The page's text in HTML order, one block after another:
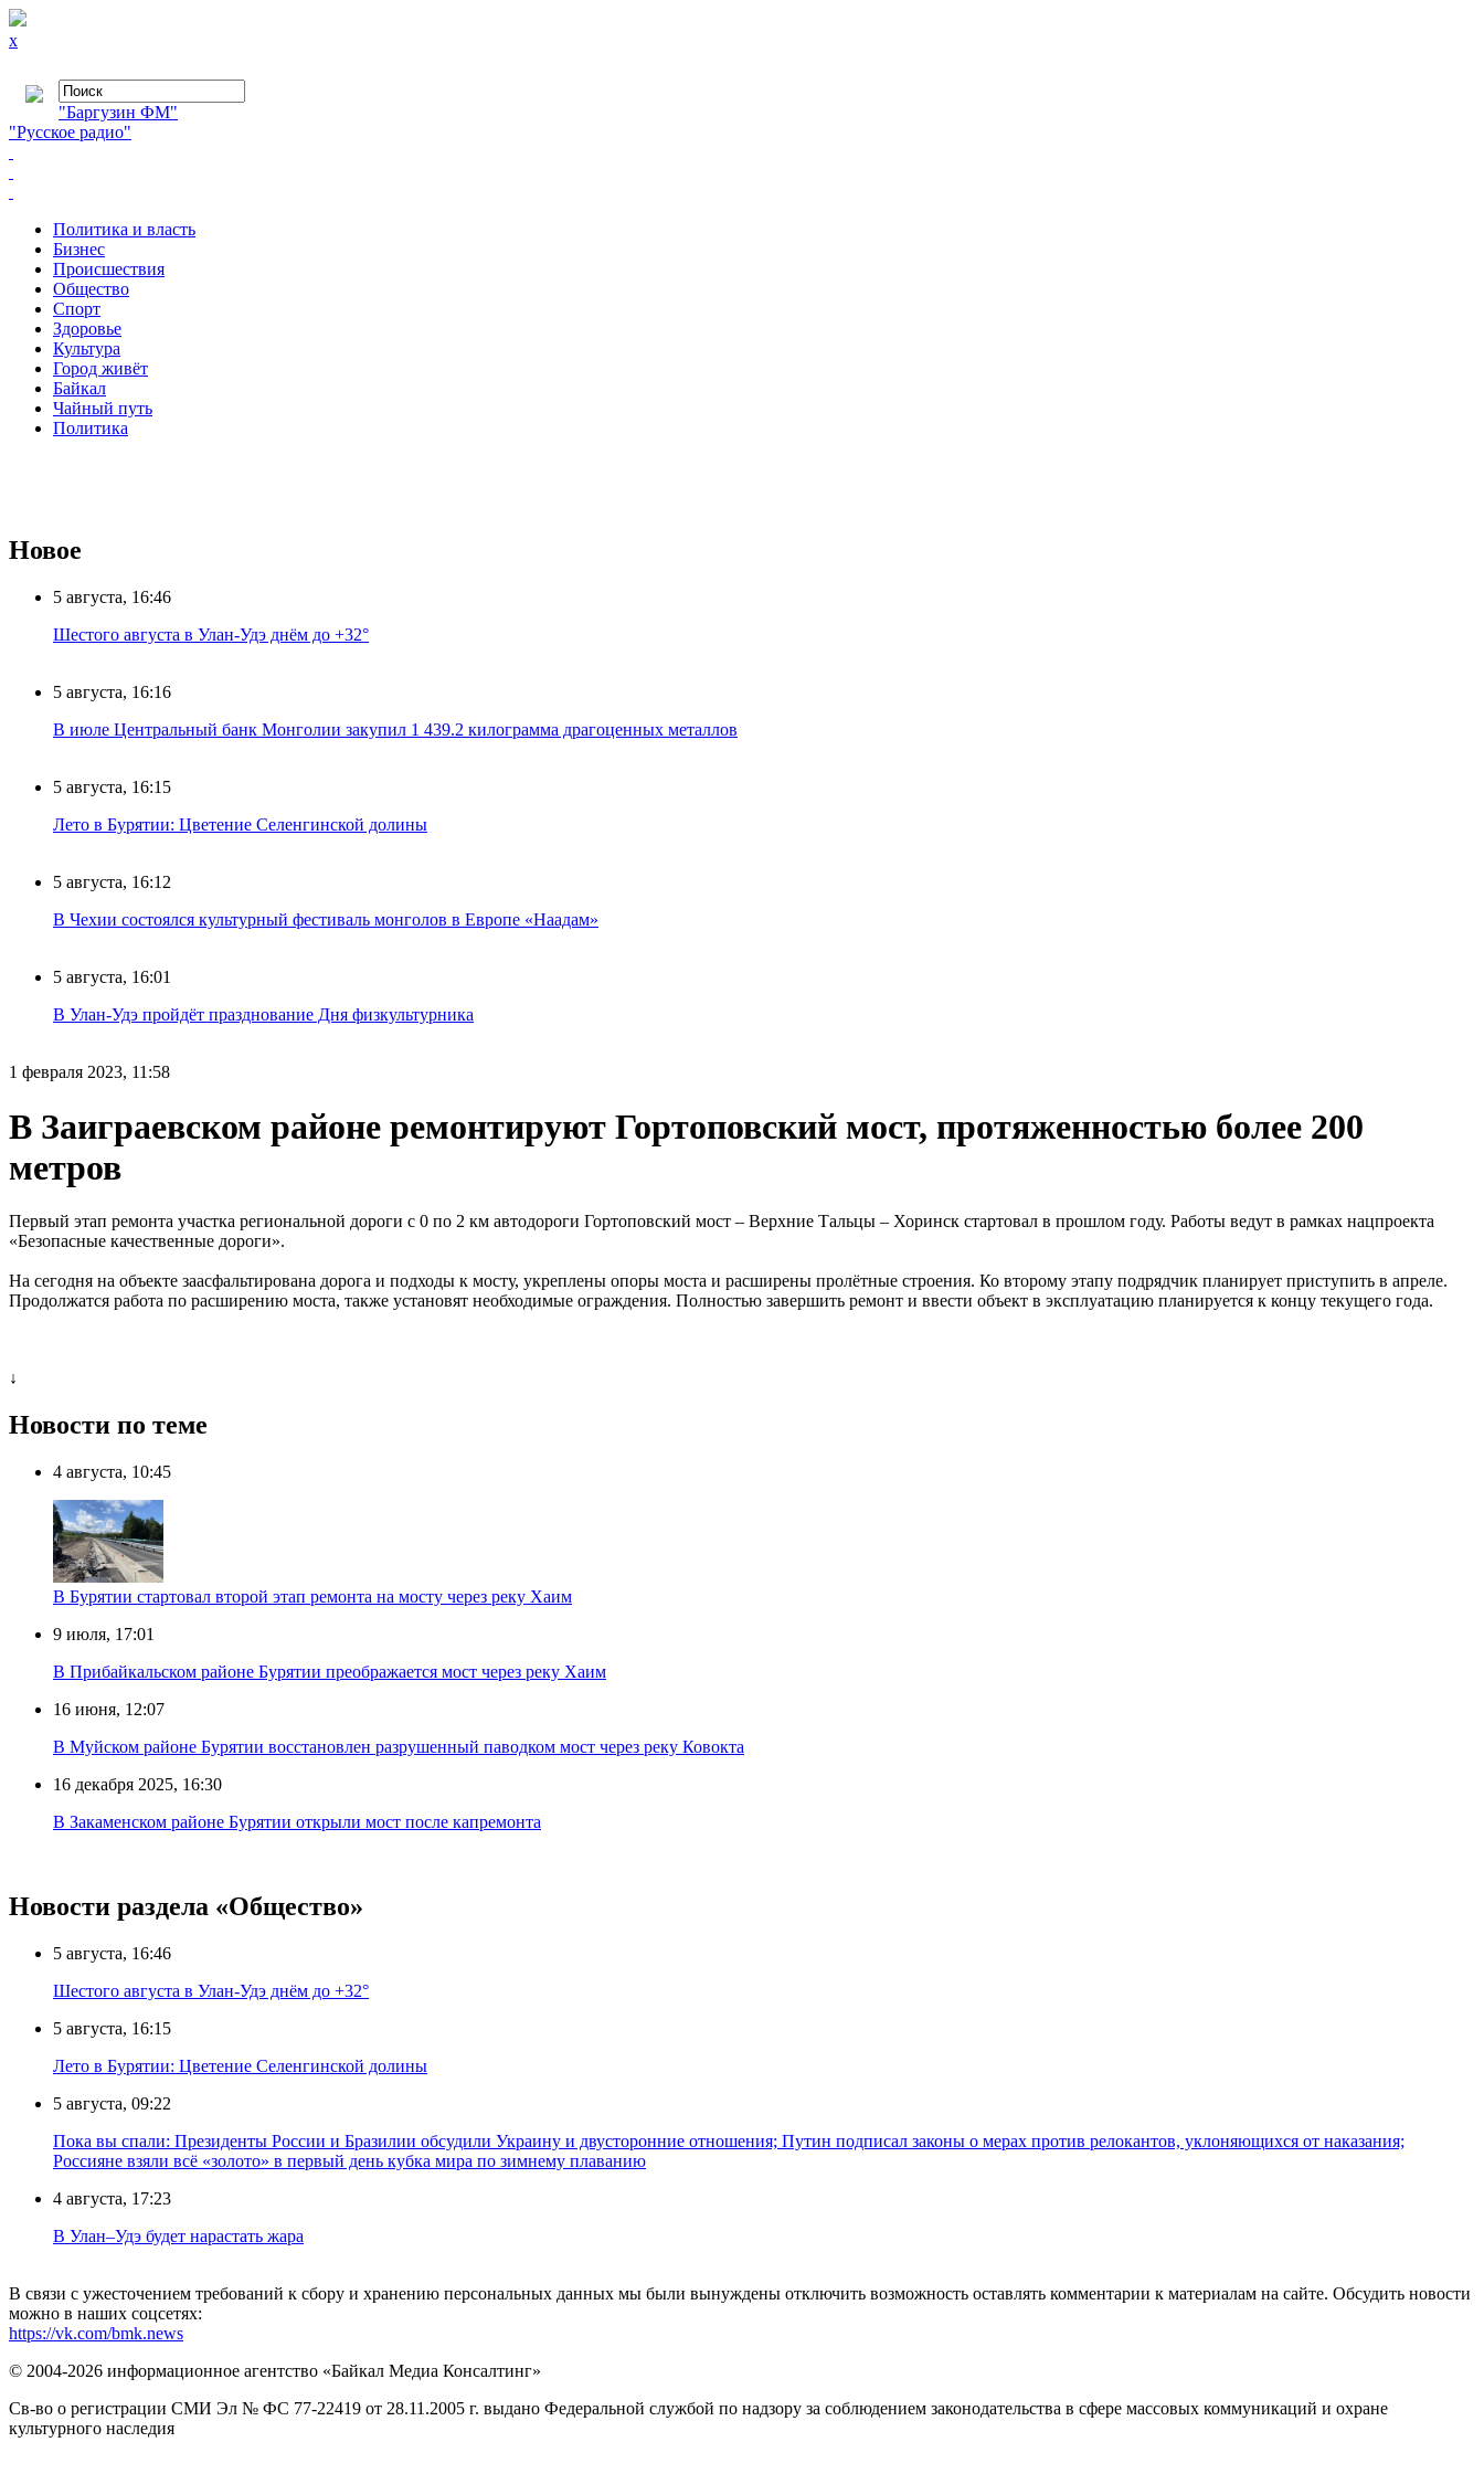
x
"Баргузин ФМ"
"Русское радио"
Политика и власть
Бизнес
Происшествия
Общество
Cпорт
Здоровье
Культура
Город живёт
Байкал
Чайный путь
Политика
Новое
5 августа, 16:46
Шестого августа в Улан-Удэ днём до +32°
5 августа, 16:16
В июле Центральный банк Монголии закупил 1 439.2 килограмма драгоценных металлов
5 августа, 16:15
Лето в Бурятии: Цветение Селенгинской долины
5 августа, 16:12
В Чехии состоялся культурный фестиваль монголов в Европе «Наадам»
5 августа, 16:01
В Улан-Удэ пройдёт празднование Дня физкультурника
1 февраля 2023, 11:58
В Заиграевском районе ремонтируют Гортоповский мост, протяженностью более 200
метров
Первый этап ремонта участка региональной дороги с 0 по 2 км автодороги Гортоповский мост – Верхние Тальцы – Хоринск стартовал в прошлом году. Работы ведут в рамках нацпроекта
«Безопасные качественные дороги».
На сегодня на объекте заасфальтирована дорога и подходы к мосту, укреплены опоры моста и расширены пролётные строения. Ко второму этапу подрядчик планирует приступить в апреле.
Продолжатся работа по расширению моста, также установят необходимые ограждения. Полностью завершить ремонт и ввести объект в эксплуатацию планируется к концу текущего года.
↓
Новости по теме
4 августа, 10:45
В Бурятии стартовал второй этап ремонта на мосту через реку Хаим
9 июля, 17:01
В Прибайкальском районе Бурятии преображается мост через реку Хаим
16 июня, 12:07
В Муйском районе Бурятии восстановлен разрушенный паводком мост через реку Ковокта
16 декабря 2025, 16:30
В Закаменском районе Бурятии открыли мост после капремонта
Новости раздела «Общество»
5 августа, 16:46
Шестого августа в Улан-Удэ днём до +32°
5 августа, 16:15
Лето в Бурятии: Цветение Селенгинской долины
5 августа, 09:22
Пока вы спали: Президенты России и Бразилии обсудили Украину и двусторонние отношения; Путин подписал законы о мерах против релокантов, уклоняющихся от наказания;
Россияне взяли всё «золото» в первый день кубка мира по зимнему плаванию
4 августа, 17:23
В Улан–Удэ будет нарастать жара
В связи с ужесточением требований к сбору и хранению персональных данных мы были вынуждены отключить возможность оставлять комментарии к материалам на сайте. Обсудить новости
можно в наших соцсетях:
https://vk.com/bmk.news
© 2004-2026 информационное агентство «Байкал Медиа Консалтинг»
Св-во о регистрации СМИ Эл № ФС 77-22419 от 28.11.2005 г. выдано Федеральной службой по надзору за соблюдением законодательства в сфере массовых коммуникаций и охране
культурного наследия